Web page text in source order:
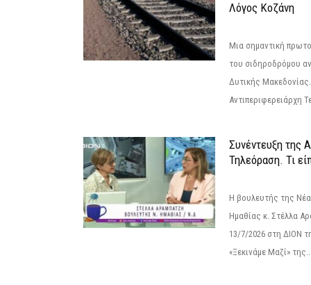
Λόγος Κοζάνη
Μια σημαντική
του σιδηροδρόμου
Δυτικής
Αντιπεριφερειάρχη
Συνέντευξη της
Τηλεόραση. Τι
Η βουλευτής της
Ημαθίας κ. Στέλλα
13/7/2026 στη ΔΙΟΝ
«Ξεκινάμε Μαζί»